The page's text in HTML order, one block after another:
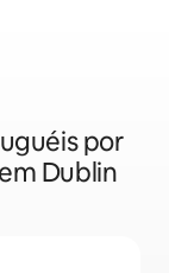
por
Dublin